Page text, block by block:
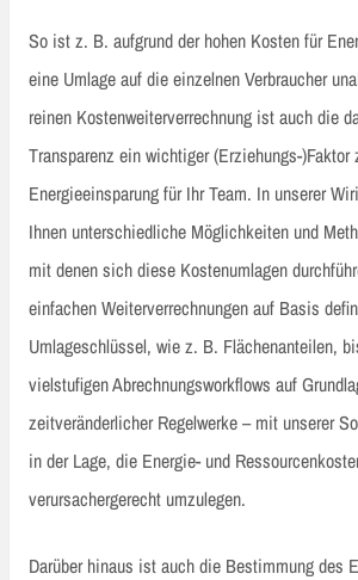
So ist z. B. aufgrund der hohen Kosten für
eine Umlage auf die einzelnen Verbraucher
reinen Kostenweiterverrechnung ist auch die
Transparenz ein wichtiger (Erziehungs-)Faktor
Energieeinsparung für Ihr Team. In unserer
Ihnen unterschiedliche Möglichkeiten und
mit denen sich diese Kostenumlagen
einfachen Weiterverrechnungen auf Basis
Umlageschlüssel, wie z. B. Flächenanteilen,
vielstufigen Abrechnungsworkflows auf
zeitveränderlicher Regelwerke – mit unserer
in der Lage, die Energie- und
verursachergerecht umzulegen.
Darüber hinaus ist auch die Bestimmung des